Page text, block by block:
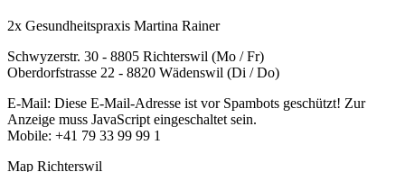
2x Gesundheitspraxis Martina Rainer
Schwyzerstr. 30 - 8805 Richterswil (Mo / Fr)
Oberdorfstrasse 22 - 8820 Wädenswil (Di / Do)
E-Mail: Diese E-Mail-Adresse ist vor Spambots geschützt! Zur
Anzeige muss JavaScript eingeschaltet sein.
Mobile: +41 79 33 99 99 1
Map Richterswil